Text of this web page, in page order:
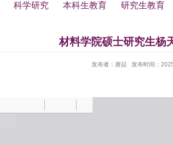
科学研究 本科生教育 研究生教育
材料学院硕士研究生杨
发布者：唐喆 发布时间：